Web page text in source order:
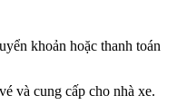
khoản hoặc thanh toán
và cung cấp cho nhà xe.